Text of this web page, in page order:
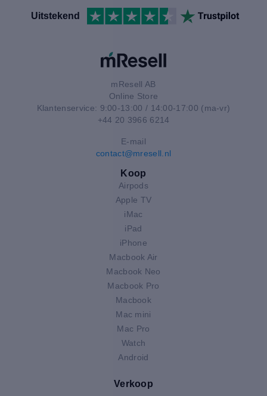
Uitstekend
mResell AB
Online Store
Klantenservice: 9:00-13:00 / 14:00-17:00 (ma-vr)
+44 20 3966 6214
E-mail
contact@mresell.nl
Koop
Airpods
Apple TV
iMac
iPad
iPhone
Macbook Air
Macbook Neo
Macbook Pro
Macbook
Mac mini
Mac Pro
Watch
Android
Verkoop